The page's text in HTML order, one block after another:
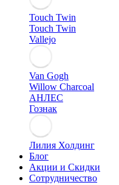
Touch Twin
Touch Twin
Vallejo
Van Gogh
Willow Charcoal
АНЛЕС
Гознак
Лилия Холдинг
Блог
Акции и Скидки
Сотрудничество